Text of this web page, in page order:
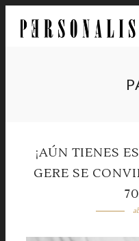
¡AÚN TIENES
GERE SE